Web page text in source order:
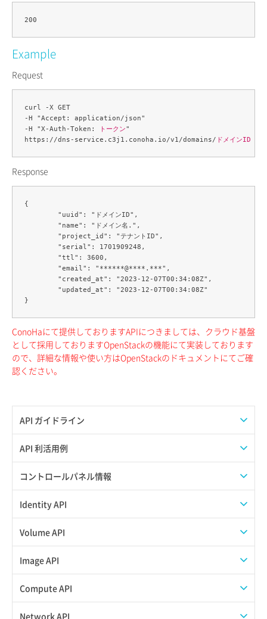
API ガイドライン
APIのご利用について
API 利活用例
APIでAPIサブユーザーを作成する
APIでVPSにISOイメージを挿入する
APIでVPSを作成する
コントロールパネル情報
APIユーザーを作成する
API情報を確認する
Identity API
Credential一覧取得
Credential作成
Credential削除
Volume API
スナップショット一覧取得
スナップショット作成
スナップショット削除
Image API
ISOイメージアップロード
ISOイメージ作成
Compute API
ISOイメージ挿入/排出
Network API
Example
Request
curl -X GET
-H "Accept: application/json"
-H "X-Auth-Token:
トークン"
https://dns-service.c3j1.conoha.io/v1/domains/ ドメインID
Response
{
ConoHaにて提供しておりますAPIにつきましては、クラウド基盤
として採用しておりますOpenStackの機能にて実装しております
ので、詳細な情報や使い方はOpenStackのドキュメントにてご確
認ください。